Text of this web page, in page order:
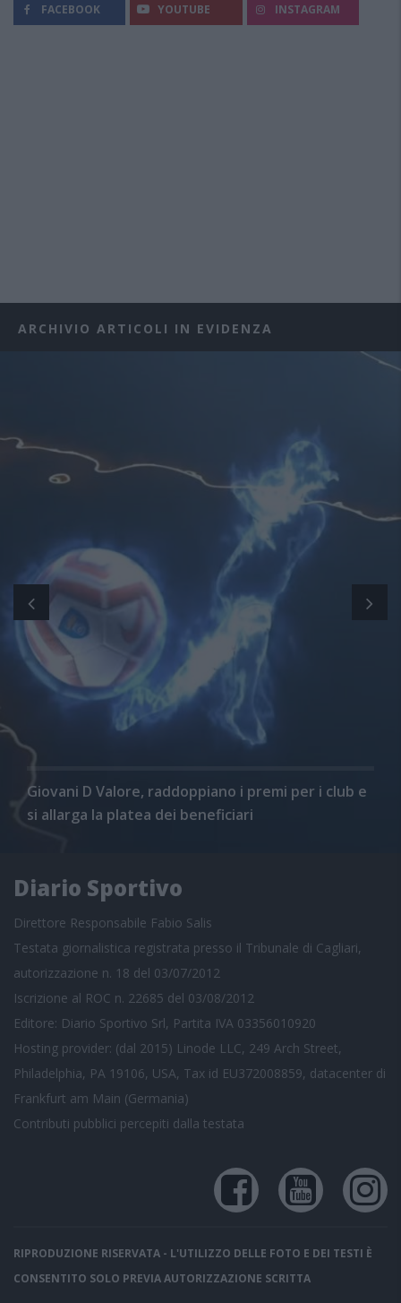
FACEBOOK YOUTUBE INSTAGRAM
ARCHIVIO ARTICOLI IN EVIDENZA
Giovani D Valore, raddoppiano i premi per i club e
si allarga la platea dei beneficiari
Diario Sportivo
Direttore Responsabile Fabio Salis
Testata giornalistica registrata presso il Tribunale di Cagliari,
autorizzazione n. 18 del 03/07/2012
Iscrizione al ROC n. 22685 del 03/08/2012
Editore: Diario Sportivo Srl, Partita IVA 03356010920
Hosting provider: (dal 2015) Linode LLC, 249 Arch Street,
Philadelphia, PA 19106, USA, Tax id EU372008859, datacenter di
Frankfurt am Main (Germania)
Contributi pubblici percepiti dalla testata
RIPRODUZIONE RISERVATA - L'UTILIZZO DELLE FOTO E DEI TESTI È
CONSENTITO SOLO PREVIA AUTORIZZAZIONE SCRITTA